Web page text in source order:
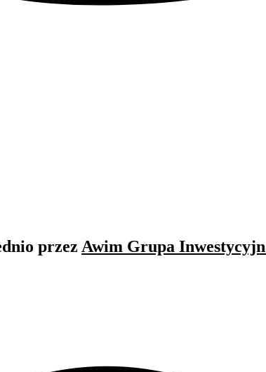
przez Awim Grupa